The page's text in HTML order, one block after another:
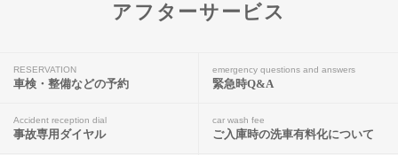
アフターサービス
RESERVATION
車検・整備などの予約
emergency questions and answers
緊急時Q&A
Accident reception dial
事故専用ダイヤル
car wash fee
ご入庫時の洗車有料化について